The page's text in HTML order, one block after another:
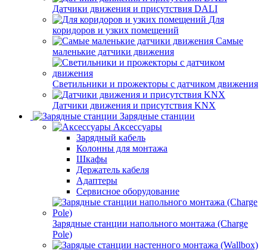
Датчики движения и присутствия DALI
Для
коридоров и узких помещений
Самые
маленькие датчики движения
Светильники и прожекторы с датчиком движения
Датчики движения и присутствия KNX
Зарядные станции
Аксессуары
Зарядный кабель
Колонны для монтажа
Шкафы
Держатель кабеля
Адаптеры
Сервисное оборудование
Зарядные станции напольного монтажа (Charge
Pole)